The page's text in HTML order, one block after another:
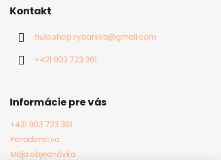
Kontakt
hula.shop.rybarska@gmail.com
+421 903 723 361
Informácie pre vás
+421 903 723 361
Poradenstvo
Moja objednávka